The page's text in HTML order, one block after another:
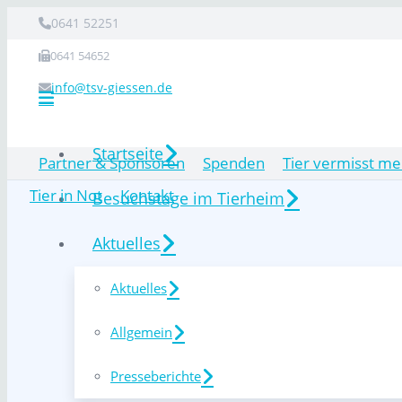
0641 52251
0641 54652
info@tsv-giessen.de
Startseite
Besuchstage im Tierheim
Aktuelles
Aktuelles
Allgemein
Presseberichte
Partner & Sponsoren Spenden
Tier vermisst
Tier in Not
Kontakt